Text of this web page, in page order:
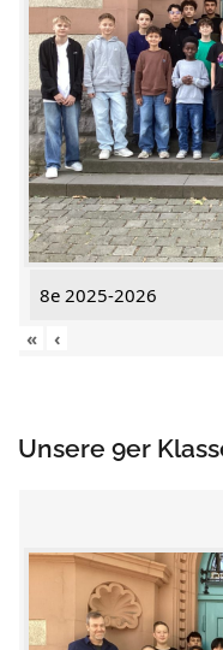
8e 2025-2026
«
‹
Unsere 9er